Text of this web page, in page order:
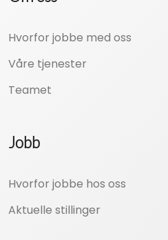
Hvorfor jobbe med oss
Våre tjenester
Teamet
Jobb
Hvorfor jobbe hos oss
Aktuelle stillinger